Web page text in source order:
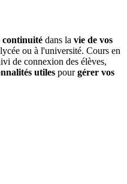
continuité dans la vie de vos
ou à l'université. Cours en
de connexion des élèves,
utiles pourgérer vos